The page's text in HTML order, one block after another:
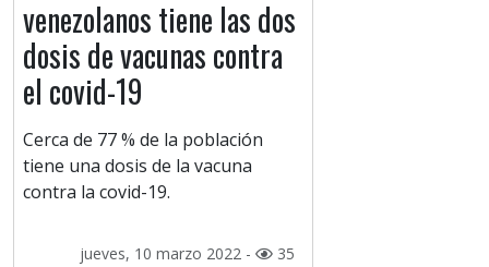
venezolanos tiene las dos
dosis de vacunas contra
el covid-19
Cerca de 77 % de la población
tiene una dosis de la vacuna
contra la covid-19.
jueves, 10 marzo 2022 - 35